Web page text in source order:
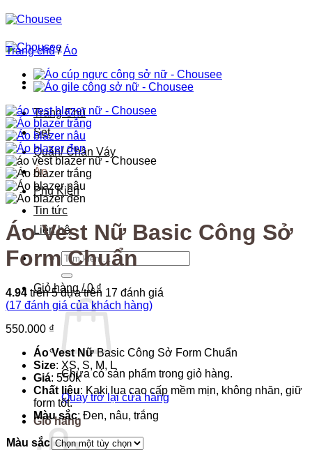
Bỏ
qua
dung
Trang Chủ
Set
Quần/ Chân Váy
Áo
Phụ Kiện
Tin tức
Liên hệ
Tìm
kiếm:
Giỏ hàng /0₫
Chưa có sản phẩm trong giỏ hàng.
Quay trở lại cửa hàng
Giỏ hàng
Trang chủ / Áo
Áo Vest Nữ Basic Công Sở
Form Chuẩn
4.94 trên 5 dựa trên 17 đánh giá
(17 đánh giá của khách hàng)
550.000 ₫
Áo Vest NữBasic Công Sở Form Chuẩn
Size: XS, S, M, L
Giá: 550k
Chất liệu: Kaki lụa cao cấp mềm mịn, không nhăn, giữ
form tốt.
Màu sắc: Đen, nâu, trắng
Màu sắc